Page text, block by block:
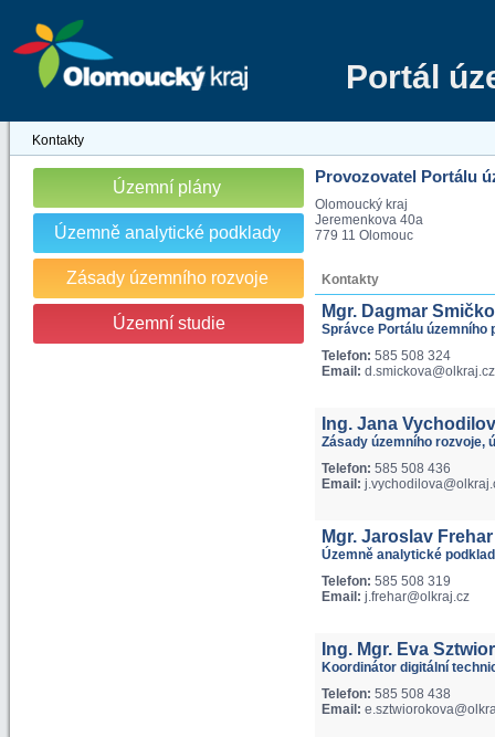
Portál
Kontakty
Územní plány
Územně analytické podklady
Zásady územního rozvoje
Územní studie
Provozovatel Portálu
Olomoucký kraj
Jeremenkova 40a
779 11 Olomouc
Kontakty
Mgr. Dagmar
Správce Portálu územního
Telefon: 585 508 324
Email: d.smickova@olkraj.cz
Ing. Jana
Zásady územního rozvoje,
Telefon: 585 508 436
Email:
Mgr. Jaroslav Frehar
Územně analytické
Telefon: 585 508 319
Email: j.frehar@olkraj.cz
Ing. Mgr. Eva
Koordinátor digitální
Telefon: 585 508 438
Email: